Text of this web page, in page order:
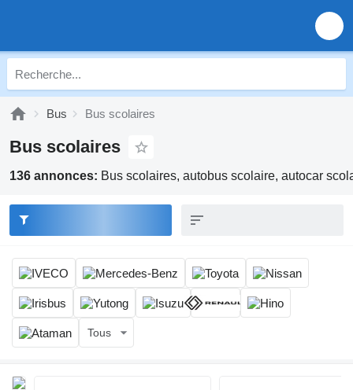
Bus Bus scolaires
Bus scolaires
136 annonces: Bus scolaires, autobus scolaire, autocar
Tous